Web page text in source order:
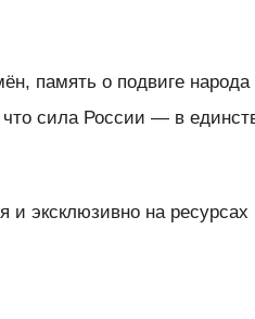
память о подвиге народа
сила России — в
эксклюзивно на ресурсах